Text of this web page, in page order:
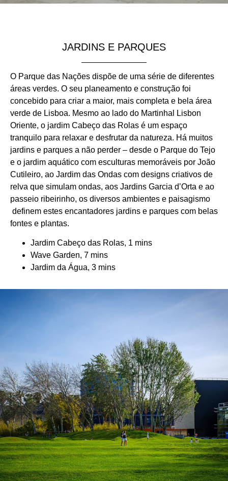
JARDINS E PARQUES
O Parque das Nações dispõe de uma série de diferentes
áreas verdes. O seu planeamento e construção foi
concebido para criar a maior, mais completa e bela área
verde de Lisboa. Mesmo ao lado do Martinhal Lisbon
Oriente, o jardim Cabeço das Rolas é um espaço
tranquilo para relaxar e desfrutar da natureza. Há muitos
jardins e parques a não perder – desde o Parque do Tejo
e o jardim aquático com esculturas memoráveis por João
Cutileiro, ao Jardim das Ondas com designs criativos de
relva que simulam ondas, aos Jardins Garcia d’Orta e ao
passeio ribeirinho, os diversos ambientes e paisagismo
definem estes encantadores jardins e parques com belas
fontes e plantas.
Jardim Cabeço das Rolas, 1 mins
Wave Garden, 7 mins
Jardim da Água, 3 mins